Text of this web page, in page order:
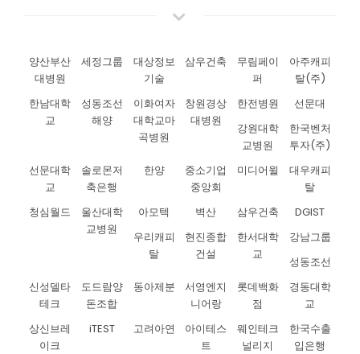
양산부산
대병원
세정그룹
대상정보
기술
삼우건축
무림페이
퍼
아주캐피
탈(주)
한남대학
교
성동조선
해양
이화여자
대학교마
곡병원
창원경상
대병원
한전병원
선문대
강원대학
교병원
한국벤처
투자(주)
선문대학
교
솔로몬저
축은행
한양
중소기업
중앙회
미디어윌
대우캐피
탈
청심월드
울산대학
교병원
아모텍 벽산 삼우건축
DGIST
우리캐피
탈
현진종합
건설
한서대학
교
강남그룹
성동조선
신성델타
테크
도드람양
돈조합
동아제분
서영엔지
니어랑
롯데백화
점
경동대학
교
상신브레
이크
iTEST 고려아연
아이테스
트
웨인테크
널리지
한국수출
입은행